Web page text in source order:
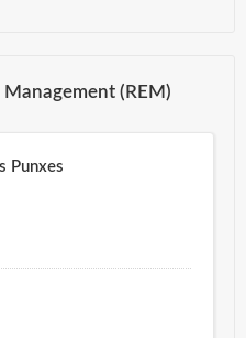
Management (REM)
Punxes